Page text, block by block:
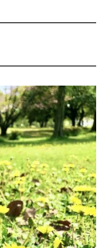
なイベントが
ポートしたい
店内のデザイ